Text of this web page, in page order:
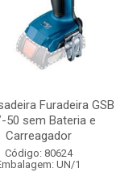
Furadeira GSB
50 sem Bateria e
Carreagador
Código: 80624
UN/1